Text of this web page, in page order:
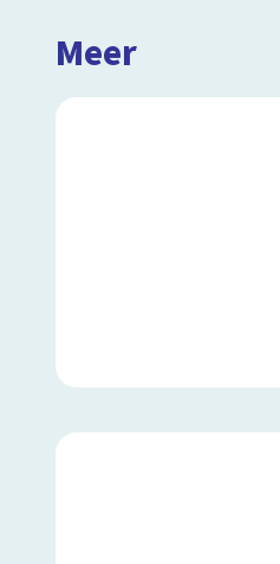
Meer